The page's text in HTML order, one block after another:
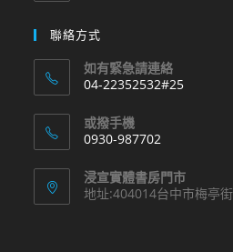
聯絡方式
如有緊急請連絡
04-22352532#25
in
your
application
或撥手機
0930-987702
in
your
浸宣實體書房門市
地址:404014台中市梅亭